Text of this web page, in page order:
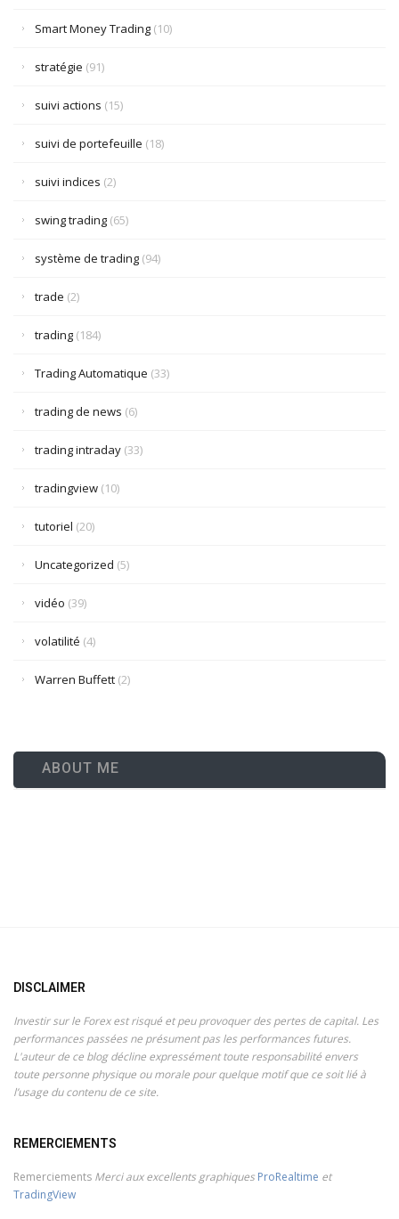
Smart Money Trading (10)
stratégie (91)
suivi actions (15)
suivi de portefeuille (18)
suivi indices (2)
swing trading (65)
système de trading (94)
trade (2)
trading (184)
Trading Automatique (33)
trading de news (6)
trading intraday (33)
tradingview (10)
tutoriel (20)
Uncategorized (5)
vidéo (39)
volatilité (4)
Warren Buffett (2)
ABOUT ME
DISCLAIMER
Investir sur le Forex est risqué et peu provoquer des pertes de capital. Les
performances passées ne présument pas les performances futures.
L'auteur de ce blog décline expressément toute responsabilité envers
toute personne physique ou morale pour quelque motif que ce soit lié à
l’usage du contenu de ce site.
REMERCIEMENTS
Remerciements Merci aux excellents graphiques ProRealtime et
TradingView